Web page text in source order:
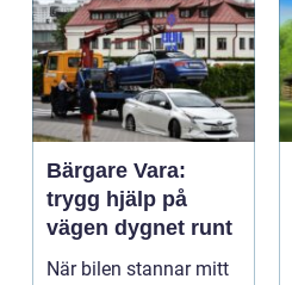
Bärgare Vara:
trygg hjälp på
vägen dygnet runt
När bilen stannar mitt